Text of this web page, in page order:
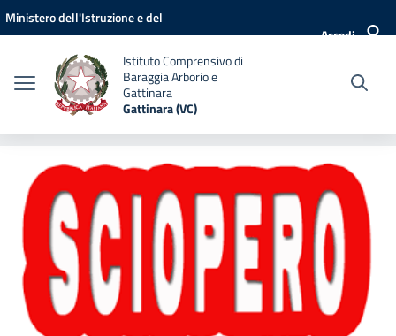
Vai ai contenuti
Vai al menu di navigazione
Vai al footer
Ministero dell'Istruzione e del
Accedi
Istituto Comprensivo di
Baraggia Arborio e
Gattinara
Gattinara (VC)